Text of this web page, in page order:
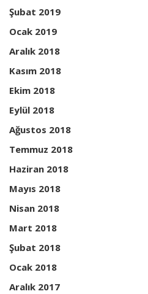
Şubat 2019
Ocak 2019
Aralık 2018
Kasım 2018
Ekim 2018
Eylül 2018
Ağustos 2018
Temmuz 2018
Haziran 2018
Mayıs 2018
Nisan 2018
Mart 2018
Şubat 2018
Ocak 2018
Aralık 2017